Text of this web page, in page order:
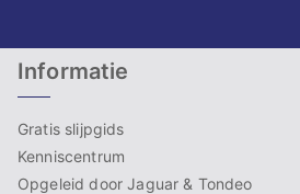
Informatie
Gratis slijpgids
Kenniscentrum
Opgeleid door Jaguar & Tondeo